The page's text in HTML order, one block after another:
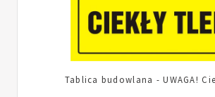
Tablica budowlana - UWAGA!